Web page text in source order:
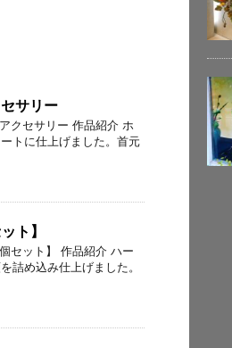
サリー
クセサリー 作品紹介 ホ
トに仕上げました。首元
ト】
セット】 作品紹介 ハー
詰め込み仕上げました。